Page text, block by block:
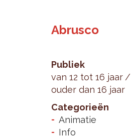
Abrusco
Publiek
van 12 tot 16 jaar
ouder dan 16 jaar
Categorieën
Animatie
Info